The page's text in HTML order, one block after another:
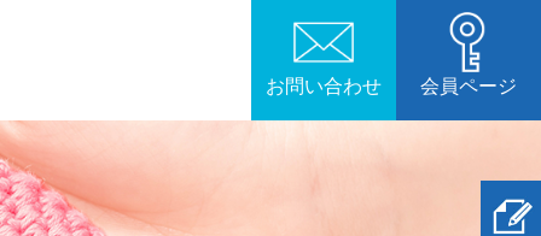
お問い合わせ 会員ページ